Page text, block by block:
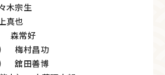
木宗生
真也
森常好
梅村昌功
舘田善博